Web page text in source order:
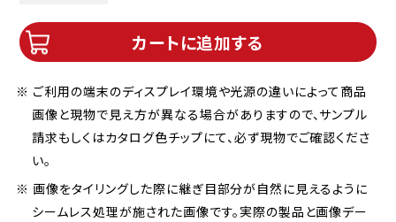
カートに追加する
※ ご利用の端末のディスプレイ環境や光源の違いによって商品
画像と現物で見え方が異なる場合がありますので、サンプル
請求もしくはカタログ色チップにて、必ず現物でご確認くださ
い。
※ 画像をタイリングした際に継ぎ目部分が自然に見えるように
シームレス処理が施された画像です。実際の製品と画像デー